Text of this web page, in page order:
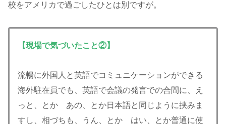
校をアメリカで過ごしたひとは別ですが。
【現場で気づいたこと②】
流暢に外国人と英語でコミュニケーションができる
海外駐在員でも、英語で会議の発言での合間に、え
っと、とか あの、とか日本語と同じように挟みま
すし、相づちも、うん、とか はい、とか普通に使